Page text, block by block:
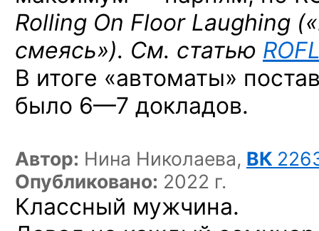
Rolling On Floor Laughing
смеясь»). См. статью
В итоге «автоматы»
было 6—7 докладов.
Автор: Нина Николаева, ВК
Опубликовано: 2022 г.
Классный мужчина.